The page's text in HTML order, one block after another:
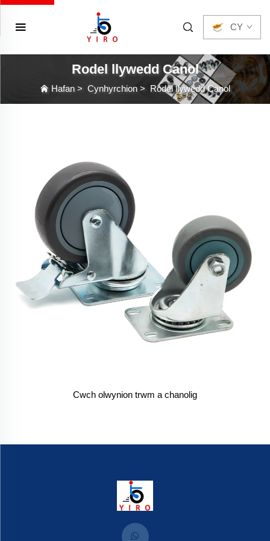
CY
Rodel llywedd Canol
Hafan > Cynhyrchion > Rodel llywedd Canol
Cwch olwynion trwm a chanolig